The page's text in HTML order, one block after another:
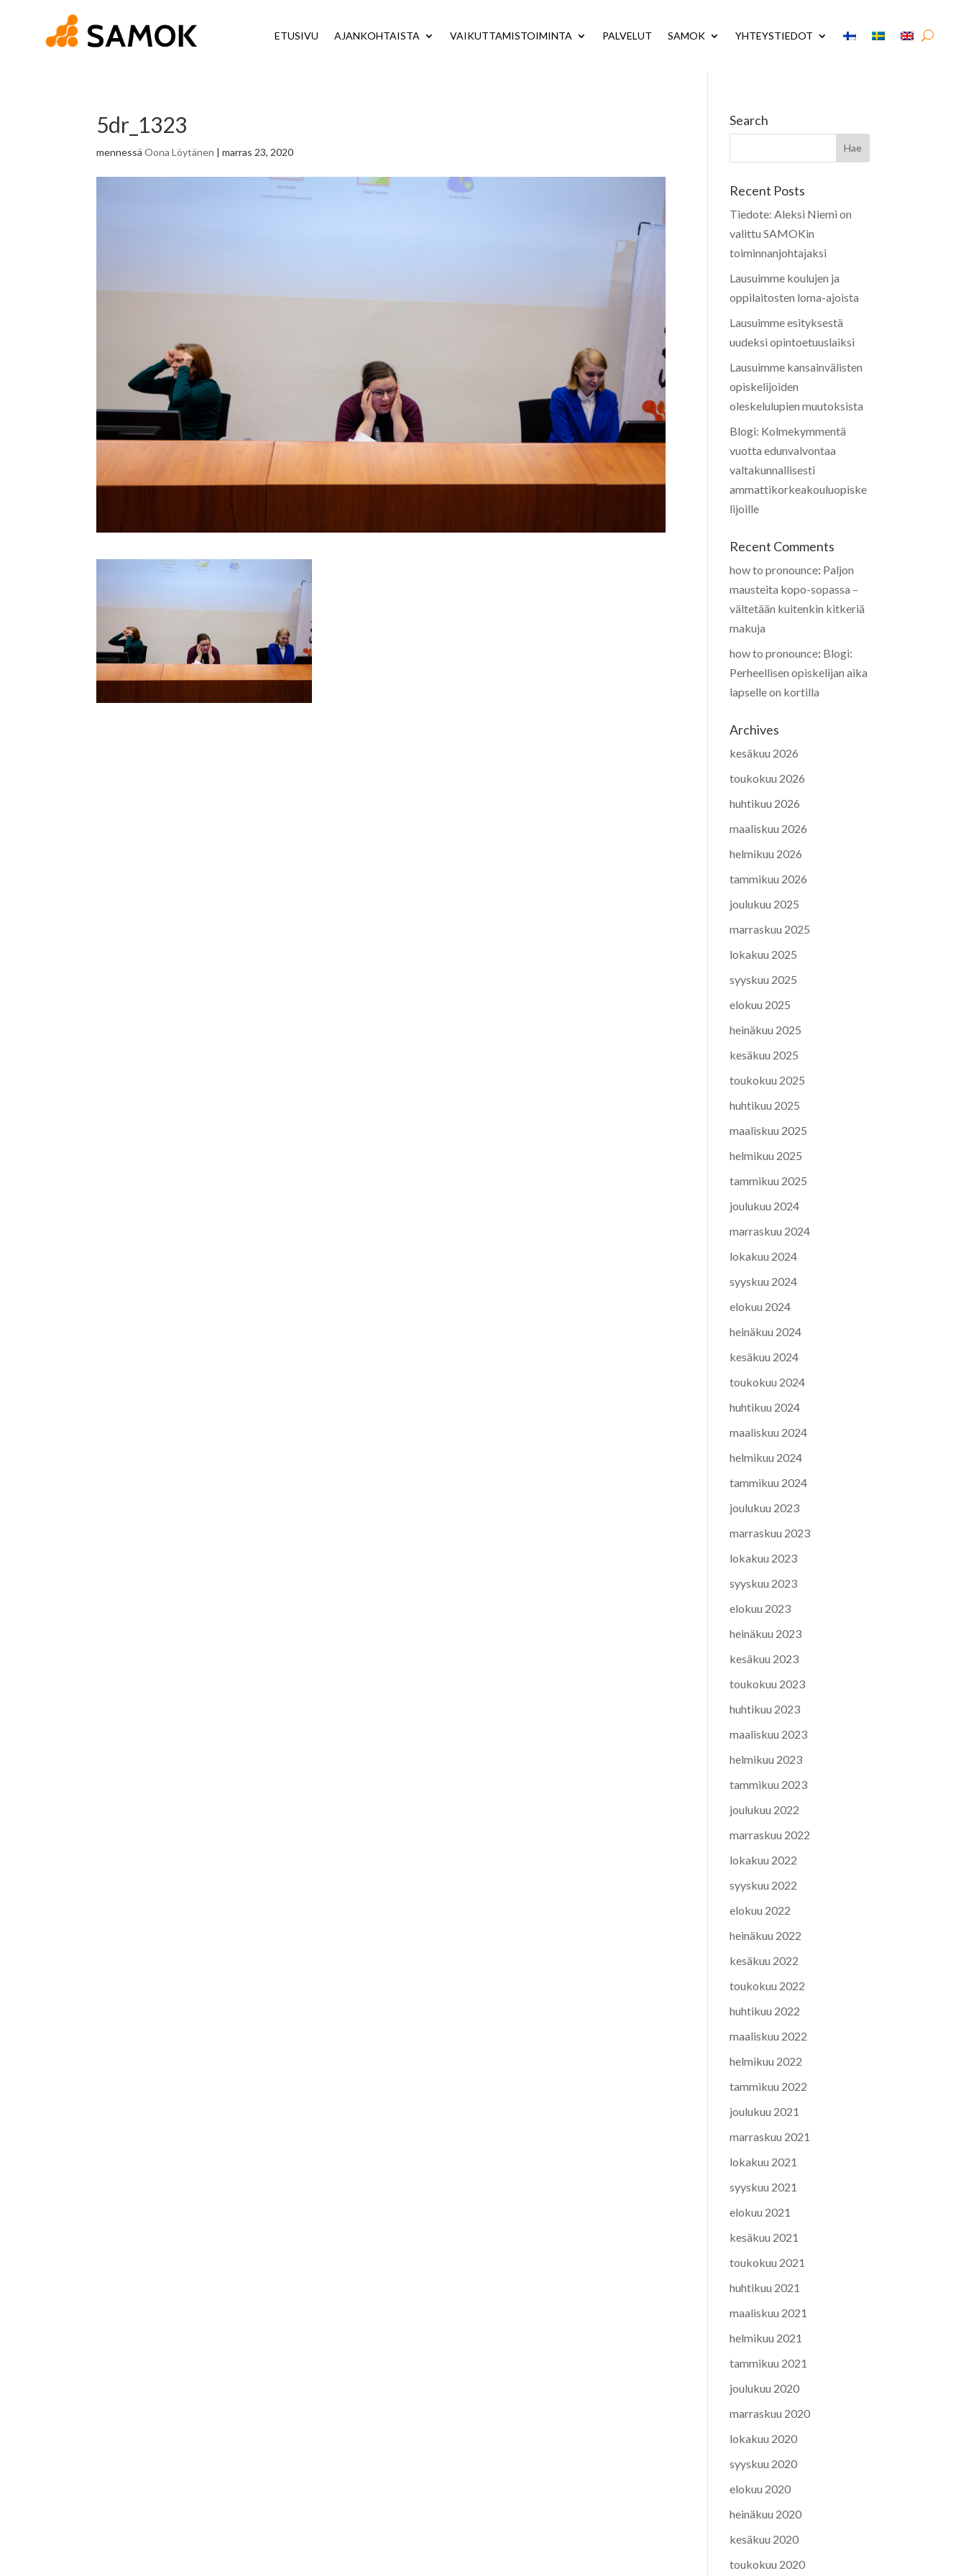
ETUSIVU AJANKOHTAISTA VAIKUTTAMISTOIMINTA PALVELUT SAMOK YHTEYSTIEDOT
5dr_1323
mennessäOona Löytänen |marras 23, 2020
Search
Recent Posts
Tiedote: Aleksi Niemi on
valittu SAMOKin
toiminnanjohtajaksi
Lausuimme koulujen ja
oppilaitosten loma-ajoista
Lausuimme esityksestä
uudeksi opintoetuuslaiksi
Lausuimme kansainvälisten
opiskelijoiden
oleskelulupien muutoksista
Blogi: Kolmekymmentä
vuotta edunvalvontaa
valtakunnallisesti
ammattikorkeakouluopiske
lijoille
Recent Comments
how to pronounce: Paljon
mausteita kopo-sopassa –
vältetään kuitenkin kitkeriä
makuja
how to pronounce: Blogi:
Perheellisen opiskelijan aika
lapselle on kortilla
Archives
kesäkuu 2026
toukokuu 2026
huhtikuu 2026
maaliskuu 2026
helmikuu 2026
tammikuu 2026
joulukuu 2025
marraskuu 2025
lokakuu 2025
syyskuu 2025
elokuu 2025
heinäkuu 2025
kesäkuu 2025
toukokuu 2025
huhtikuu 2025
maaliskuu 2025
helmikuu 2025
tammikuu 2025
joulukuu 2024
marraskuu 2024
lokakuu 2024
syyskuu 2024
elokuu 2024
heinäkuu 2024
kesäkuu 2024
toukokuu 2024
huhtikuu 2024
maaliskuu 2024
helmikuu 2024
tammikuu 2024
joulukuu 2023
marraskuu 2023
lokakuu 2023
syyskuu 2023
elokuu 2023
heinäkuu 2023
kesäkuu 2023
toukokuu 2023
huhtikuu 2023
maaliskuu 2023
helmikuu 2023
tammikuu 2023
joulukuu 2022
marraskuu 2022
lokakuu 2022
syyskuu 2022
elokuu 2022
heinäkuu 2022
kesäkuu 2022
toukokuu 2022
huhtikuu 2022
maaliskuu 2022
helmikuu 2022
tammikuu 2022
joulukuu 2021
marraskuu 2021
lokakuu 2021
syyskuu 2021
elokuu 2021
kesäkuu 2021
toukokuu 2021
huhtikuu 2021
maaliskuu 2021
helmikuu 2021
tammikuu 2021
joulukuu 2020
marraskuu 2020
lokakuu 2020
syyskuu 2020
elokuu 2020
heinäkuu 2020
kesäkuu 2020
toukokuu 2020